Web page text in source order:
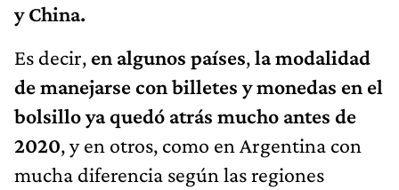
y China.
Es decir, en algunos países,la modalidad
de manejarse con billetes y monedas en el
bolsillo ya quedó atrás mucho antes de
2020, y en otros, como en Argentina con
mucha diferencia según las regiones